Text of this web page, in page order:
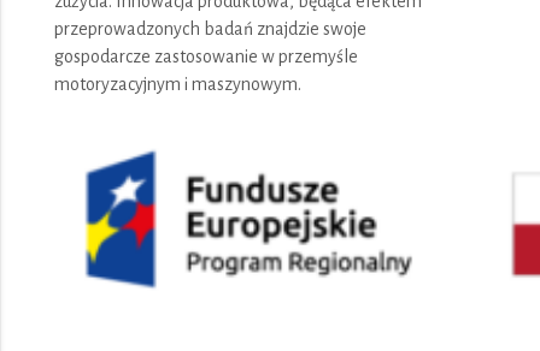
przeprowadzonych badań znajdzie swoje
gospodarcze zastosowanie w przemyśle
motoryzacyjnym i maszynowym.